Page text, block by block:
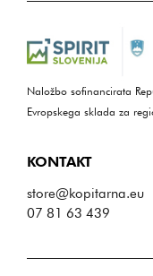
Naložbo sofinancirata
Evropskega sklada za
KONTAKT
store@kopitarna.eu
07 81 63 439